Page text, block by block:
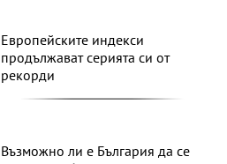
Европейските индекси
продължават серията си от
рекорди
Възможно ли е България да се